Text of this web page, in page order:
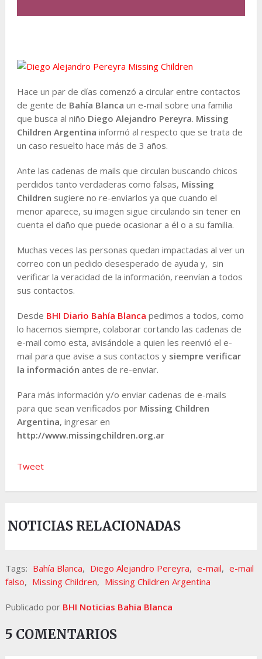
Hace un par de días comenzó a circular entre contactos
de gente de Bahía Blanca un e-mail sobre una familia
que busca al niño Diego Alejandro Pereyra. Missing
Children Argentina informó al respecto que se trata de
un caso resuelto hace más de 3 años.
Ante las cadenas de mails que circulan buscando chicos
perdidos tanto verdaderas como falsas, Missing
Children sugiere no re-enviarlos ya que cuando el
menor aparece, su imagen sigue circulando sin tener en
cuenta el daño que puede ocasionar a él o a su familia.
Muchas veces las personas quedan impactadas al ver un
correo con un pedido desesperado de ayuda y, sin
verificar la veracidad de la información, reenvían a todos
sus contactos.
Desde BHI Diario Bahía Blanca pedimos a todos, como
lo hacemos siempre, colaborar cortando las cadenas de
e-mail como esta, avisándole a quien les reenvió el e-
mail para que avise a sus contactos y siempre verificar
la información antes de re-enviar.
Para más información y/o enviar cadenas de e-mails
para que sean verificados porMissing Children
Argentina, ingresar en
http://www.missingchildren.org.ar
Tweet
NOTICIAS RELACIONADAS
Tags: Bahía Blanca, Diego Alejandro Pereyra, e-mail, e-mail
falso, Missing Children, Missing Children Argentina
Publicado por BHI Noticias Bahia Blanca
5 COMENTARIOS